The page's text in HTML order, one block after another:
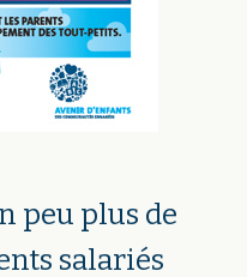
peu plus de
salariés